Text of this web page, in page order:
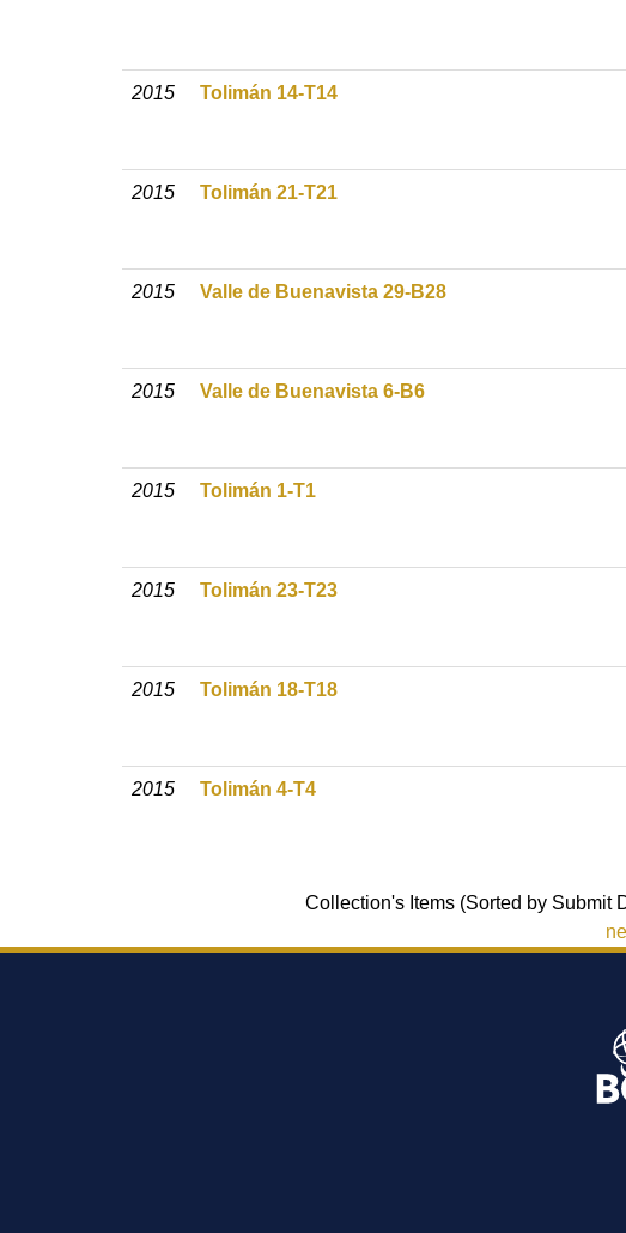
2015 Tolimán 14-T14
2015 Tolimán 21-T21
2015 Valle de Buenavista 29-B28
2015 Valle de Buenavista 6-B6
2015 Tolimán 1-T1
2015 Tolimán 23-T23
2015 Tolimán 18-T18
2015 Tolimán 4-T4
Collection's Items (Sorted by Submit